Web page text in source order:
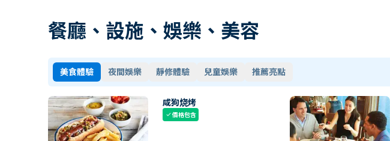
餐廳、設施、娛樂、美容
美食體驗 夜間娛樂 靜修體驗 兒童娛樂 推薦亮點
咸狗烧烤
check價格包含